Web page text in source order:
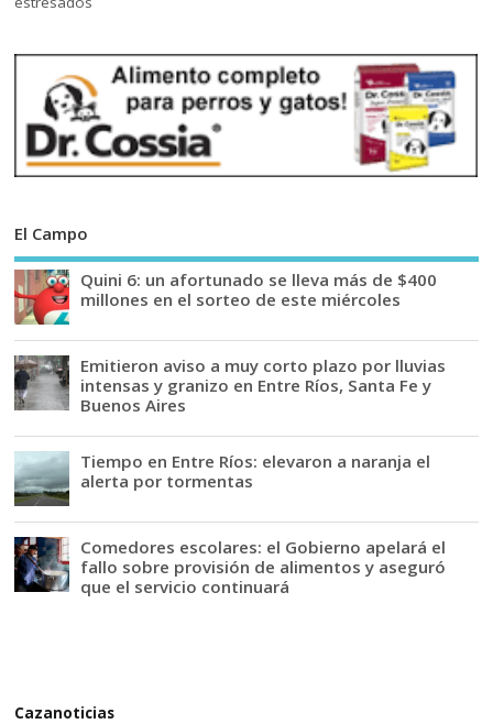
El Campo
Quini 6: un afortunado se lleva más de $400
millones en el sorteo de este miércoles
Emitieron aviso a muy corto plazo por lluvias
intensas y granizo en Entre Ríos, Santa Fe y
Buenos Aires
Tiempo en Entre Ríos: elevaron a naranja el
alerta por tormentas
Comedores escolares: el Gobierno apelará el
fallo sobre provisión de alimentos y aseguró
que el servicio continuará
Cazanoticias